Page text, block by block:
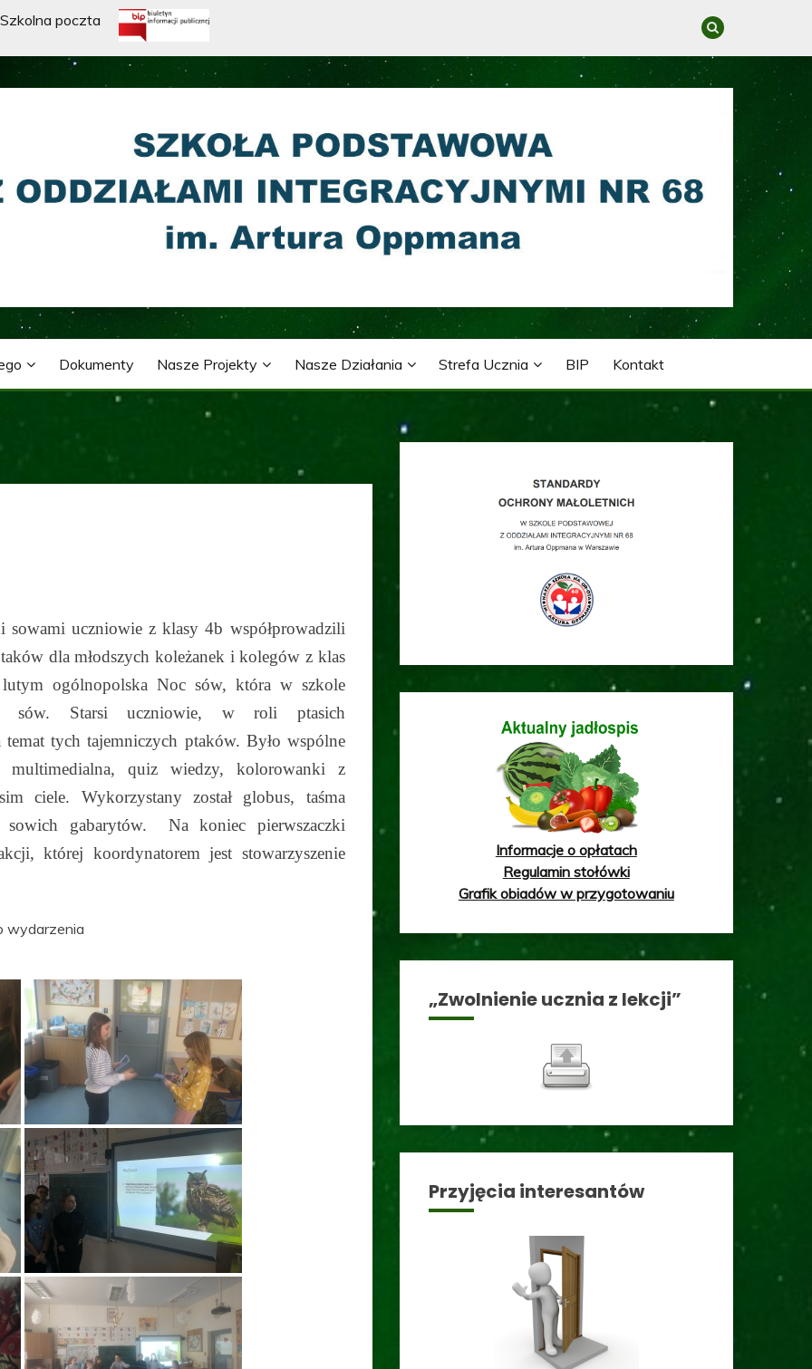
Szkolna poczta
Z ODDZIAŁAMI INTEGRACYJNYMI NR 68 IM.
ARTURA OPPMANA
Dokumenty Nasze Projekty Nasze Działania Strefa Ucznia BIP Kontakt
sowami uczniowie z klasy 4b współprowadzili
dla młodszych koleżanek i kolegów z klas
ogólnopolska Noc sów, która w szkole
sów. Starsi uczniowie, w roli ptasich
tych tajemniczych ptaków. Było wspólne
multimedialna, quiz wiedzy, kolorowanki z
ciele. Wykorzystany został globus, taśma
gabarytów. Na koniec pierwszaczki
której koordynatorem jest stowarzyszenie
wydarzenia
Informacje o opłatach
Regulamin stołówki
Grafik obiadów w przygotowaniu
„Zwolnienie ucznia z lekcji”
Przyjęcia interesantów